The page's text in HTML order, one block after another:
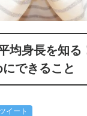
均身長を知る
できること
ツイート